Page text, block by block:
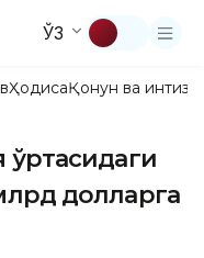
ЎЗ
ҲодисаҚонун ва
ўртасидаги
долларга